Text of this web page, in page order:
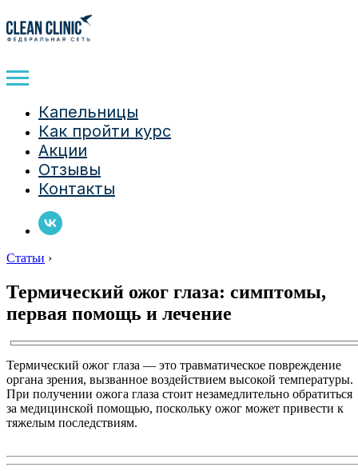
Капельницы
Как пройти курс
Акции
Отзывы
Контакты
Статьи ›
Термический ожог глаза: симптомы,
первая помощь и лечение
Термический ожог глаза — это травматическое повреждение
органа зрения, вызванное воздействием высокой температуры.
При получении ожога глаза стоит незамедлительно обратиться
за медицинской помощью, поскольку ожог может привести к
тяжелым последствиям.